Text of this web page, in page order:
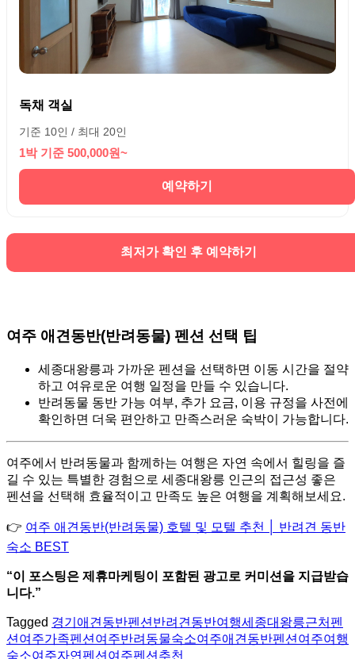
독채 객실
기준 10인 / 최대 20인
1박 기준 500,000원~
예약하기
최저가 확인 후 예약하기
여주 애견동반(반려동물) 펜션 선택 팁
세종대왕릉과 가까운 펜션을 선택하면 이동 시간을 절약
하고 여유로운 여행 일정을 만들 수 있습니다.
반려동물 동반 가능 여부, 추가 요금, 이용 규정을 사전에
확인하면 더욱 편안하고 만족스러운 숙박이 가능합니다.
여주에서 반려동물과 함께하는 여행은 자연 속에서 힐링을 즐
길 수 있는 특별한 경험으로 세종대왕릉 인근의 접근성 좋은
펜션을 선택해 효율적이고 만족도 높은 여행을 계획해보세요.
👉 여주 애견동반(반려동물) 호텔 및 모텔 추천 │ 반려견 동반
숙소 BEST
“이 포스팅은 제휴마케팅이 포함된 광고로 커미션을 지급받습
니다.”
Tagged 경기애견동반펜션 반려견동반여행세종대왕릉근처펜
션 여주가족펜션 여주반려동물숙소여주애견동반펜션 여주여행
숙소여주자연펜션 여주펜션추천